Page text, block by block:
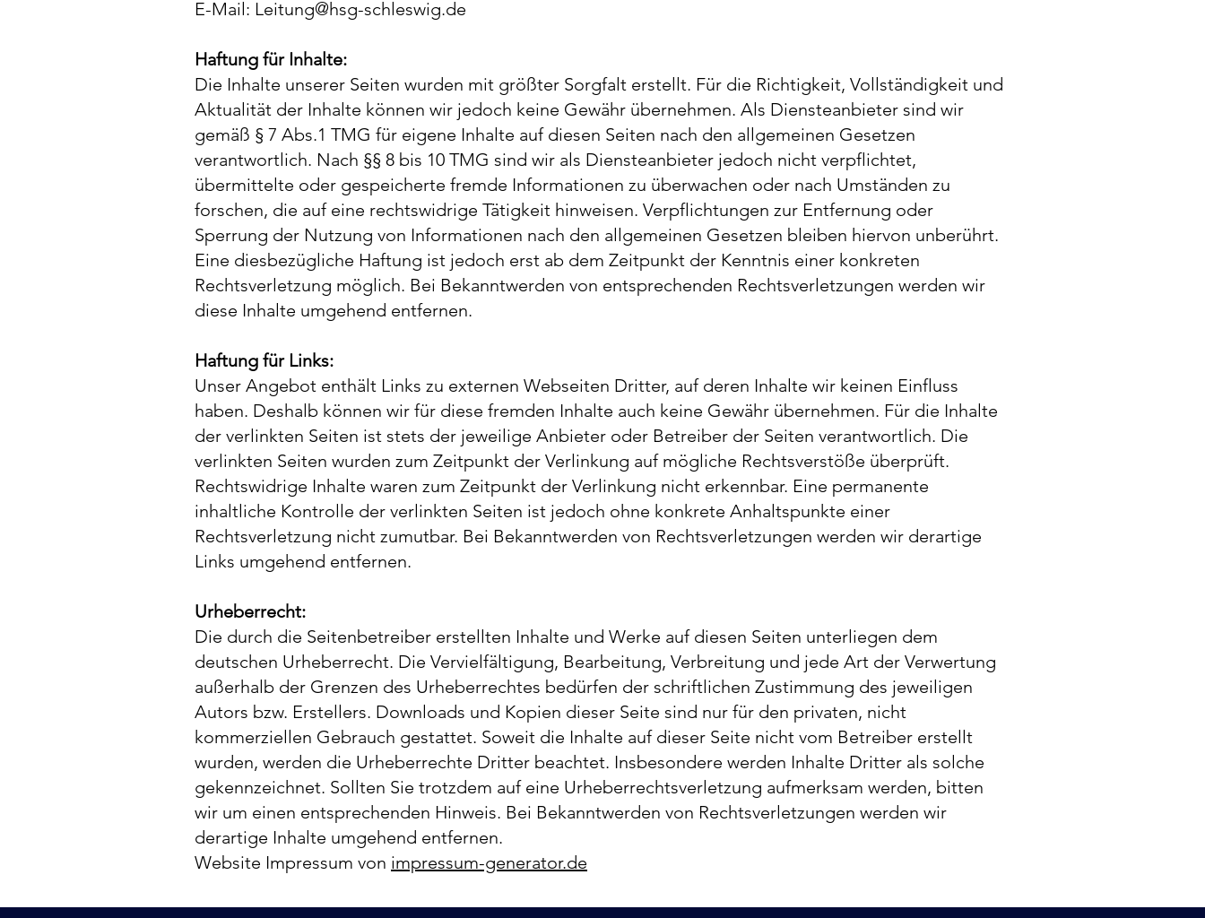
E-Mail: Leitung@hsg-schleswig.de
Haftung für Inhalte:
Die Inhalte unserer Seiten wurden mit größter Sorgfalt erstellt. Für die Richtigkeit, Vollständigkeit und
Aktualität der Inhalte können wir jedoch keine Gewähr übernehmen. Als Diensteanbieter sind wir
gemäß § 7 Abs.1 TMG für eigene Inhalte auf diesen Seiten nach den allgemeinen Gesetzen
verantwortlich. Nach §§ 8 bis 10 TMG sind wir als Diensteanbieter jedoch nicht verpflichtet,
übermittelte oder gespeicherte fremde Informationen zu überwachen oder nach Umständen zu
forschen, die auf eine rechtswidrige Tätigkeit hinweisen. Verpflichtungen zur Entfernung oder
Sperrung der Nutzung von Informationen nach den allgemeinen Gesetzen bleiben hiervon unberührt.
Eine diesbezügliche Haftung ist jedoch erst ab dem Zeitpunkt der Kenntnis einer konkreten
Rechtsverletzung möglich. Bei Bekanntwerden von entsprechenden Rechtsverletzungen werden wir
diese Inhalte umgehend entfernen.
Haftung für Links:
Unser Angebot enthält Links zu externen Webseiten Dritter, auf deren Inhalte wir keinen Einfluss
haben. Deshalb können wir für diese fremden Inhalte auch keine Gewähr übernehmen. Für die Inhalte
der verlinkten Seiten ist stets der jeweilige Anbieter oder Betreiber der Seiten verantwortlich. Die
verlinkten Seiten wurden zum Zeitpunkt der Verlinkung auf mögliche Rechtsverstöße überprüft.
Rechtswidrige Inhalte waren zum Zeitpunkt der Verlinkung nicht erkennbar. Eine permanente
inhaltliche Kontrolle der verlinkten Seiten ist jedoch ohne konkrete Anhaltspunkte einer
Rechtsverletzung nicht zumutbar. Bei Bekanntwerden von Rechtsverletzungen werden wir derartige
Links umgehend entfernen.
Urheberrecht:
Die durch die Seitenbetreiber erstellten Inhalte und Werke auf diesen Seiten unterliegen dem
deutschen Urheberrecht. Die Vervielfältigung, Bearbeitung, Verbreitung und jede Art der Verwertung
außerhalb der Grenzen des Urheberrechtes bedürfen der schriftlichen Zustimmung des jeweiligen
Autors bzw. Erstellers. Downloads und Kopien dieser Seite sind nur für den privaten, nicht
kommerziellen Gebrauch gestattet. Soweit die Inhalte auf dieser Seite nicht vom Betreiber erstellt
wurden, werden die Urheberrechte Dritter beachtet. Insbesondere werden Inhalte Dritter als solche
gekennzeichnet. Sollten Sie trotzdem auf eine Urheberrechtsverletzung aufmerksam werden, bitten
wir um einen entsprechenden Hinweis. Bei Bekanntwerden von Rechtsverletzungen werden wir
derartige Inhalte umgehend entfernen.
Website Impressum von impressum-generator.de